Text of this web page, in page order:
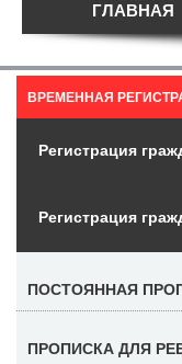
ГЛАВНАЯ
ВРЕМЕННАЯ
Регистрация
Регистрация
ПОСТОЯННАЯ
ПРОПИСКА ДЛЯ